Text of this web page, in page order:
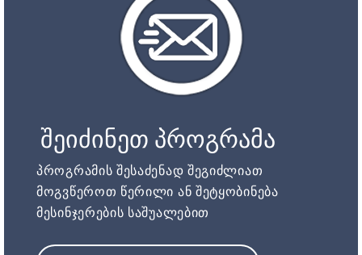
შეიძინეთ პროგრამა
პროგრამის შესაძენად შეგიძლიათ
მოგვწეროთ წერილი ან შეტყობინება
მესინჯერების საშუალებით